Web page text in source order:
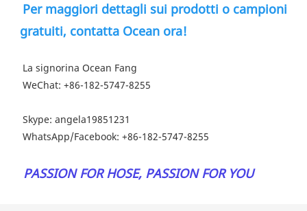
Per maggiori dettagli sui prodotti o campioni
gratuiti, contatta Ocean ora!
La signorina Ocean Fang
WeChat: +86-182-5747-8255
Skype: angela19851231
WhatsApp/Facebook: +86-182-5747-8255
PASSION FOR HOSE, PASSION FOR YOU